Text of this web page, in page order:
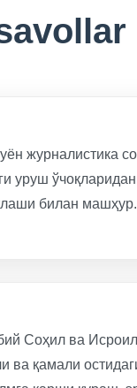
журналистика
билан машҳур.
Соҳил ва
ва қамали